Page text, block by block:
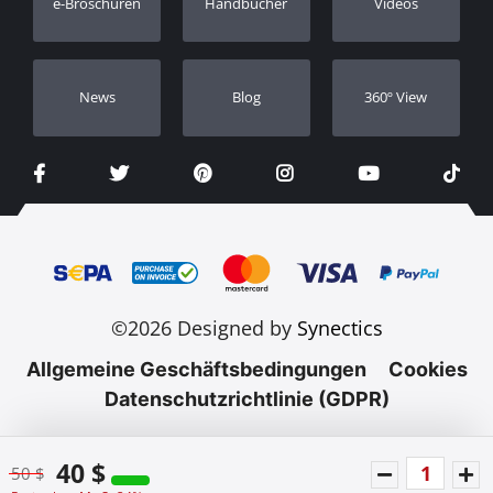
50 $ 40 $
Händler
Νews Blog 360º View
©2026 Designed by Synectics
Allgemeine Geschäftsbedingungen
Cookies
Datenschutzrichtlinie (GDPR)